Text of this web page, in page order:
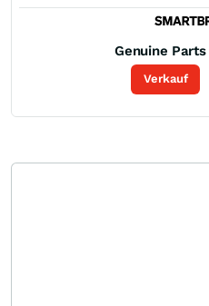
Genuine Parts
Verkauf